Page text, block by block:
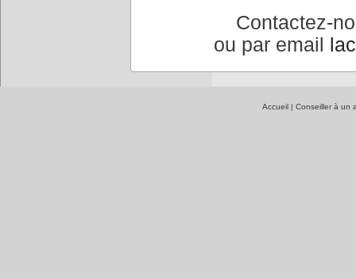
Accueil | Conseiller à un
Contactez-
ou par email